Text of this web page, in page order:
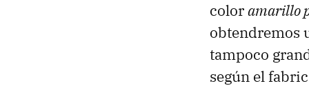
coloramarillo
obtendremos
tampoco
según el